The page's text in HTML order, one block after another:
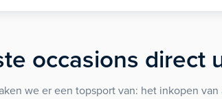
occasions direct
we er een topsport van: het inkopen